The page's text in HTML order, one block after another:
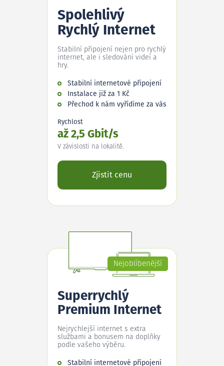
Spolehlivý
Rychlý Internet
Stabilní připojení nejen pro rychlý
internet, ale i sledování videí a
hry.
Stabilní internetové připojení
Instalace již za 1 Kč
Přechod k nám vyřídíme za vás
Rychlost
až 2,5 Gbit/s
V závislosti na lokalitě.
Zjistit cenu
Nejoblíbenější
Superrychlý
Premium Internet
Nejrychlejší internet s extra
službami a bonusem na doplňky
podle vašeho výběru.
Stabilní internetové připojení